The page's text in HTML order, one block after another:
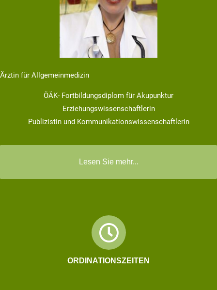
Ärztin für Allgemeinmedizin
ÖÄK- Fortbildungsdiplom für Akupunktur
Erziehungswissenschaftlerin
Publizistin und Kommunikationswissenschaftlerin
Lesen Sie mehr...
ORDINATIONSZEITEN